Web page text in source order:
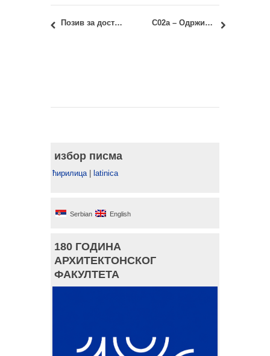
Позив за достављање радова: САЈ бр.14, свеска 1 (2022) С02а – Одрживе урбане заједнице 2020/21
избор писма
ћирилица latinica
Serbian English
180 ГОДИНА
АРХИТЕКТОНСКОГ
ФАКУЛТЕТА